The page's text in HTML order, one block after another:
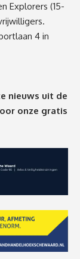
Explorers (15-
4 in
nieuws uit de
onze gratis